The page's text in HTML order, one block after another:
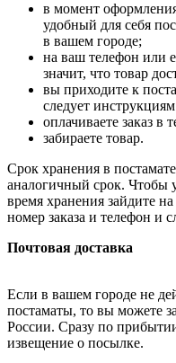
в момент
удобный для себя
в вашем городе;
на ваш телефон или
значит, что товар
вы приходите к
следует
оплачиваете заказ в
забираете товар.
Срок хранения в
аналогичный срок. Чтобы
время хранения зайдите
номер заказа и телефон и
Почтовая доставка
Если в вашем городе не
постаматы, то вы можете
России. Сразу по
извещение о посылке.